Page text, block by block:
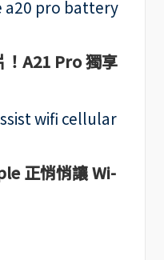
A21 Pro 獨享
正悄悄讓 Wi-